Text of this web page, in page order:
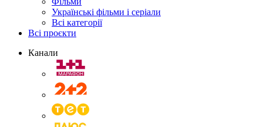
Українські фільми і серіали
Всі категорії
Всі проєкти
Канали